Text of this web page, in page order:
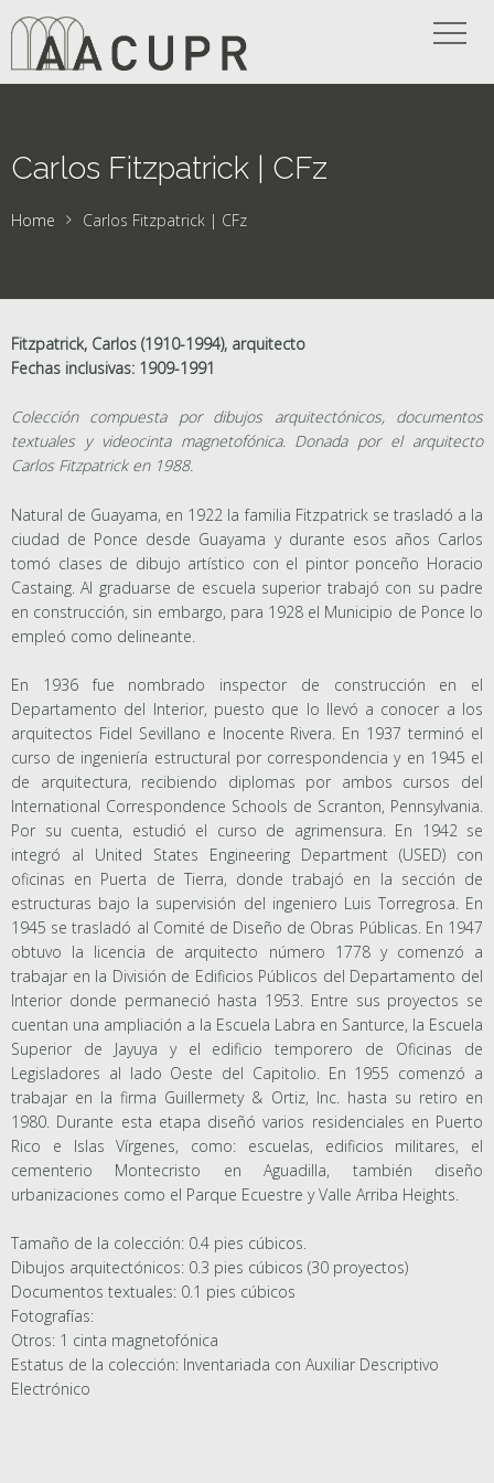
Carlos Fitzpatrick | CFz
Home Carlos Fitzpatrick | CFz
Fitzpatrick, Carlos (1910-1994), arquitecto
Fechas inclusivas: 1909-1991
Colección compuesta por dibujos arquitectónicos, documentos
textuales y videocinta magnetofónica. Donada por el arquitecto
Carlos Fitzpatrick en 1988.
Natural de Guayama, en 1922 la familia Fitzpatrick se trasladó a la
ciudad de Ponce desde Guayama y durante esos años Carlos
tomó clases de dibujo artístico con el pintor ponceño Horacio
Castaing. Al graduarse de escuela superior trabajó con su padre
en construcción, sin embargo, para 1928 el Municipio de Ponce lo
empleó como delineante.
En 1936 fue nombrado inspector de construcción en el
Departamento del Interior, puesto que lo llevó a conocer a los
arquitectos Fidel Sevillano e Inocente Rivera. En 1937 terminó el
curso de ingeniería estructural por correspondencia y en 1945 el
de arquitectura, recibiendo diplomas por ambos cursos del
International Correspondence Schools de Scranton, Pennsylvania.
Por su cuenta, estudió el curso de agrimensura. En 1942 se
integró al United States Engineering Department (USED) con
oficinas en Puerta de Tierra, donde trabajó en la sección de
estructuras bajo la supervisión del ingeniero Luis Torregrosa. En
1945 se trasladó al Comité de Diseño de Obras Públicas. En 1947
obtuvo la licencia de arquitecto número 1778 y comenzó a
trabajar en la División de Edificios Públicos del Departamento del
Interior donde permaneció hasta 1953. Entre sus proyectos se
cuentan una ampliación a la Escuela Labra en Santurce, la Escuela
Superior de Jayuya y el edificio temporero de Oficinas de
Legisladores al lado Oeste del Capitolio. En 1955 comenzó a
trabajar en la firma Guillermety & Ortiz, Inc. hasta su retiro en
1980. Durante esta etapa diseñó varios residenciales en Puerto
Rico e Islas Vírgenes, como: escuelas, edificios militares, el
cementerio Montecristo en Aguadilla, también diseño
urbanizaciones como el Parque Ecuestre y Valle Arriba Heights.
Tamaño de la colección: 0.4 pies cúbicos.
Dibujos arquitectónicos: 0.3 pies cúbicos (30 proyectos)
Documentos textuales: 0.1 pies cúbicos
Fotografías:
Otros: 1 cinta magnetofónica
Estatus de la colección: Inventariada con Auxiliar Descriptivo
Electrónico